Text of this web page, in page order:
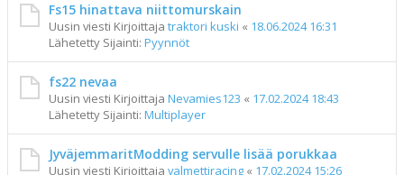
Fs15 hinattava niittomurskain
Uusin viesti Kirjoittaja traktori kuski « 18.06.2024 16:31
Lähetetty Sijainti: Pyynnöt
fs22 nevaa
Uusin viesti Kirjoittaja Nevamies123 « 17.02.2024 18:43
Lähetetty Sijainti: Multiplayer
JyväjemmaritModding servulle lisää porukkaa
Uusin viesti Kirjoittaja valmettiracing « 17.02.2024 15:26